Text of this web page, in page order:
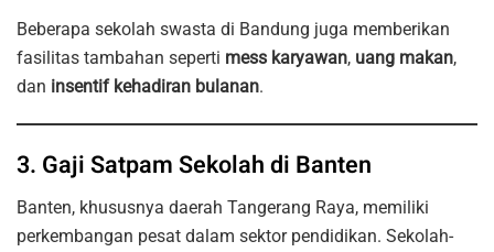
Beberapa sekolah swasta di Bandung juga memberikan
fasilitas tambahan seperti mess karyawan, uang makan,
dan insentif kehadiran bulanan.
3. Gaji Satpam Sekolah di Banten
Banten, khususnya daerah Tangerang Raya, memiliki
perkembangan pesat dalam sektor pendidikan. Sekolah-